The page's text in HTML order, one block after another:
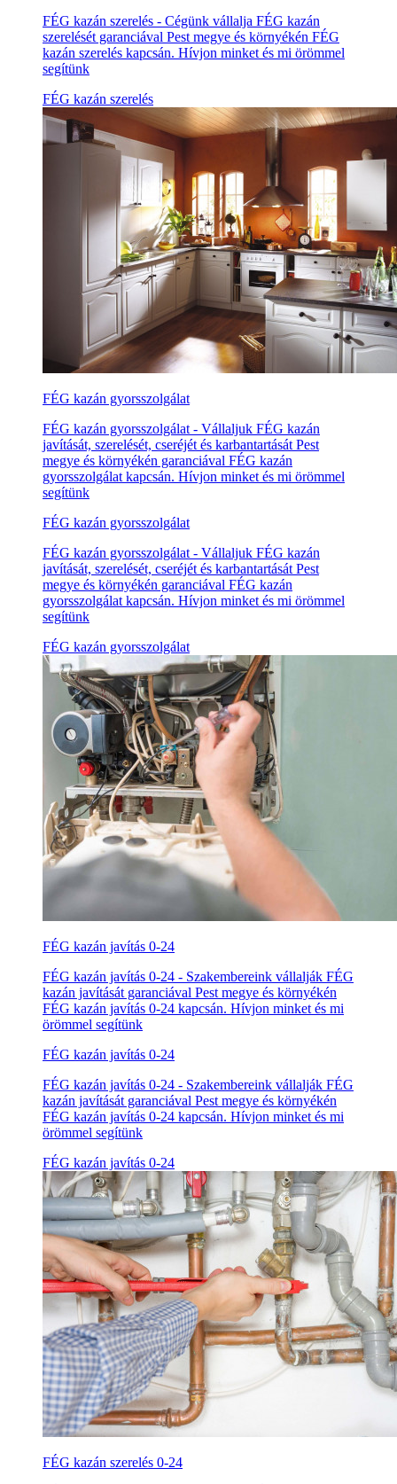
FÉG kazán szerelés - Cégünk vállalja FÉG kazán
szerelését garanciával Pest megye és környékén FÉG
kazán szerelés kapcsán. Hívjon minket és mi örömmel
segítünk
FÉG kazán szerelés
FÉG kazán gyorsszolgálat
FÉG kazán gyorsszolgálat - Vállaljuk FÉG kazán
javítását, szerelését, cseréjét és karbantartását Pest
megye és környékén garanciával FÉG kazán
gyorsszolgálat kapcsán. Hívjon minket és mi örömmel
segítünk
FÉG kazán gyorsszolgálat
FÉG kazán gyorsszolgálat - Vállaljuk FÉG kazán
javítását, szerelését, cseréjét és karbantartását Pest
megye és környékén garanciával FÉG kazán
gyorsszolgálat kapcsán. Hívjon minket és mi örömmel
segítünk
FÉG kazán gyorsszolgálat
FÉG kazán javítás 0-24
FÉG kazán javítás 0-24 - Szakembereink vállalják FÉG
kazán javítását garanciával Pest megye és környékén
FÉG kazán javítás 0-24 kapcsán. Hívjon minket és mi
örömmel segítünk
FÉG kazán javítás 0-24
FÉG kazán javítás 0-24 - Szakembereink vállalják FÉG
kazán javítását garanciával Pest megye és környékén
FÉG kazán javítás 0-24 kapcsán. Hívjon minket és mi
örömmel segítünk
FÉG kazán javítás 0-24
FÉG kazán szerelés 0-24